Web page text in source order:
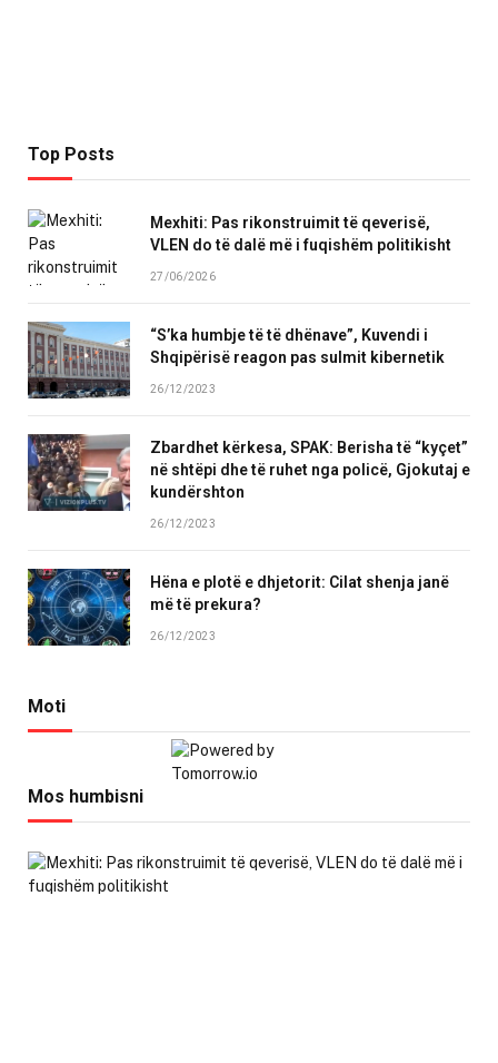
Top Posts
Mexhiti: Pas rikonstruimit të qeverisë,
VLEN do të dalë më i fuqishëm politikisht
27/06/2026
“S’ka humbje të të dhënave”, Kuvendi i
Shqipërisë reagon pas sulmit kibernetik
26/12/2023
Zbardhet kërkesa, SPAK: Berisha të “kyçet”
në shtëpi dhe të ruhet nga policë, Gjokutaj e
kundërshton
26/12/2023
Hëna e plotë e dhjetorit: Cilat shenja janë
më të prekura?
26/12/2023
Moti
Mos humbisni